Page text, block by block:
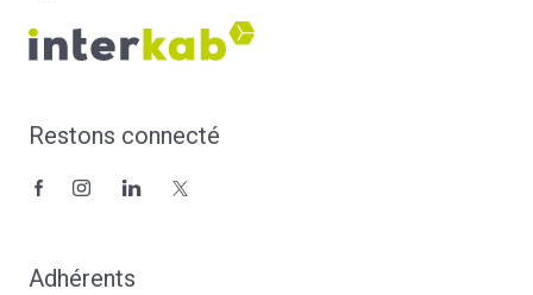
Restons connecté
Adhérents